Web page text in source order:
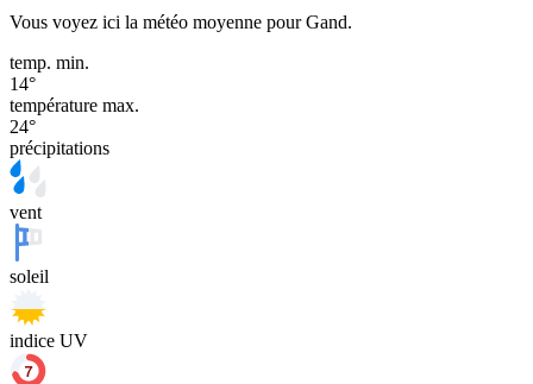
Vous voyez ici la météo moyenne pour Gand.
temp. min.
14°
température max.
24°
précipitations
vent
soleil
indice UV